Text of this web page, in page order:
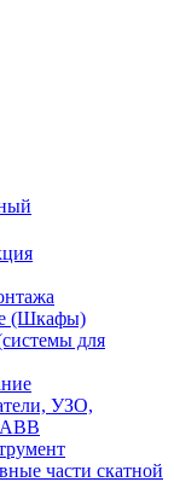
(Шкафы)
для
УЗО,
части скатной